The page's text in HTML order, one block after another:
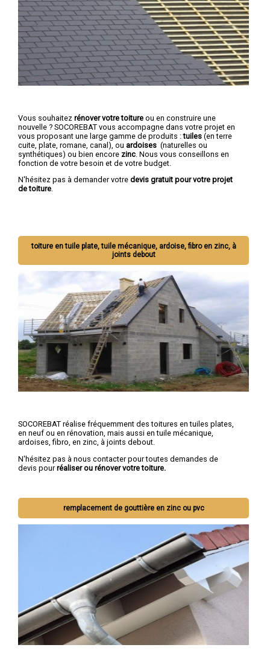
Vous souhaitez rénover votre toiture ou en construire une
nouvelle ? SOCOREBAT vous accompagne dans votre projet en
vous proposant une large gamme de produits :tuiles (en terre
cuite, plate, romane, canal), ou ardoises (naturelles ou
synthétiques) ou bien encore zinc . Nous vous conseillons en
fonction de votre besoin et de votre budget.
N'hésitez pas à demander votre devis gratuit pour votre projet
de toiture.
toiture en tuile plate, tuile mécanique, ardoise, fibro en zinc, à
joints debout
SOCOREBAT réalise fréquemment des toitures en tuiles plates,
en neuf ou en rénovation, mais aussi en tuile mécanique,
ardoises, fibro, en zinc, à joints debout.
N'hésitez pas à nous contacter pour toutes demandes de
devis pourréaliser ou rénover votre toiture.
remplacement de gouttière en zinc ou pvc